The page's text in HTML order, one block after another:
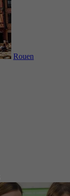
Rouen